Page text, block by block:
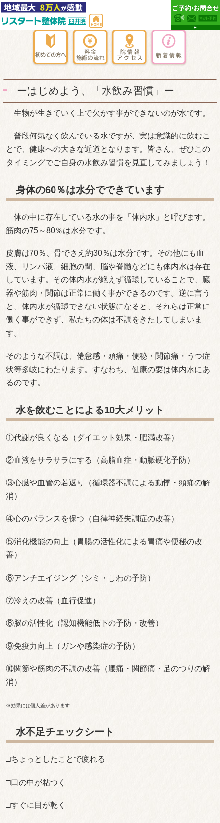
ーはじめよう、「水飲み習慣」ー
生物が生きていく上で欠かす事ができないのが水です。
普段何気なく飲んでいる水ですが、実は意識的に飲むこ
とで、健康への大きな近道となります。皆さん、ぜひこの
タイミングでご自身の水飲み習慣を見直してみましょう！
身体の60％は水分でできています
体の中に存在している水の事を「体内水」と呼びます。
筋肉の75～80％は水分です。
皮膚は70％、骨でさえ約30％は水分です。その他にも血
液、リンパ液、細胞の間、脳や脊髄などにも体内水は存在
しています。その体内水が絶えず循環していることで、臓
器や筋肉・関節は正常に働く事ができるのです。逆に言う
と、体内水が循環できない状態になると、それらは正常に
働く事ができず、私たちの体は不調をきたしてしまいま
す。
そのような不調は、倦怠感・頭痛・便秘・関節痛・うつ症
状等多岐にわたります。すなわち、健康の要は体内水にあ
るのです。
水を飲むことによる10大メリット
①代謝が良くなる（ダイエット効果・肥満改善）
②血液をサラサラにする（高脂血症・動脈硬化予防）
③心臓や血管の若返り（循環器不調による動悸・頭痛の解
消）
④心のバランスを保つ（自律神経失調症の改善）
⑤消化機能の向上（胃腸の活性化による胃痛や便秘の改
善）
⑥アンチエイジング（シミ・しわの予防）
⑦冷えの改善（血行促進）
⑧脳の活性化（認知機能低下の予防・改善）
⑨免疫力向上（ガンや感染症の予防）
⑩関節や筋肉の不調の改善（腰痛・関節痛・足のつりの解
消）
※効果には個人差があります
水不足チェックシート
□ちょっとしたことで疲れる
□口の中が粘つく
□すぐに目が乾く